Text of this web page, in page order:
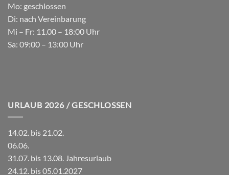
Mo: geschlossen
Di: nach Vereinbarung
Mi – Fr: 11.00 – 18:00 Uhr
Sa: 09:00 – 13:00 Uhr
URLAUB 2026 / GESCHLOSSEN
14.02. bis 21.02.
06.06.
31.07. bis 13.08. Jahresurlaub
24.12. bis 05.01.2027